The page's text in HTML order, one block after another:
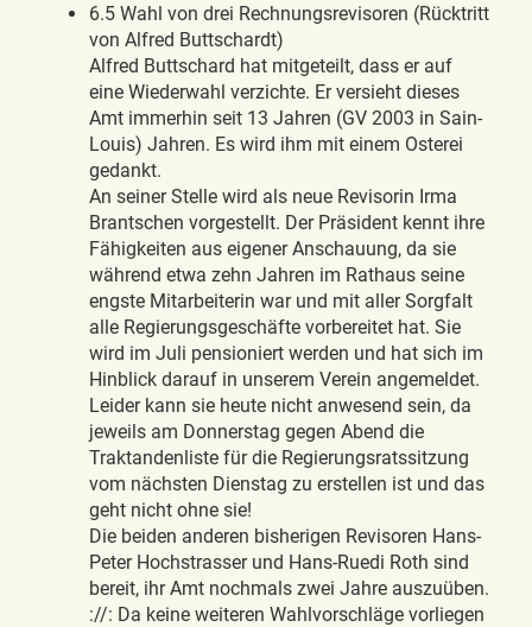
6.5 Wahl von drei Rechnungsrevisoren (Rücktritt
von Alfred Buttschardt)
Alfred Buttschard hat mitgeteilt, dass er auf
eine Wiederwahl verzichte. Er versieht dieses
Amt immerhin seit 13 Jahren (GV 2003 in Sain-
Louis) Jahren. Es wird ihm mit einem Osterei
gedankt.
An seiner Stelle wird als neue Revisorin Irma
Brantschen vorgestellt. Der Präsident kennt ihre
Fähigkeiten aus eigener Anschauung, da sie
während etwa zehn Jahren im Rathaus seine
engste Mitarbeiterin war und mit aller Sorgfalt
alle Regierungsgeschäfte vorbereitet hat. Sie
wird im Juli pensioniert werden und hat sich im
Hinblick darauf in unserem Verein angemeldet.
Leider kann sie heute nicht anwesend sein, da
jeweils am Donnerstag gegen Abend die
Traktandenliste für die Regierungsratssitzung
vom nächsten Dienstag zu erstellen ist und das
geht nicht ohne sie!
Die beiden anderen bisherigen Revisoren Hans-
Peter Hochstrasser und Hans-Ruedi Roth sind
bereit, ihr Amt nochmals zwei Jahre auszuüben.
://: Da keine weiteren Wahlvorschläge vorliegen